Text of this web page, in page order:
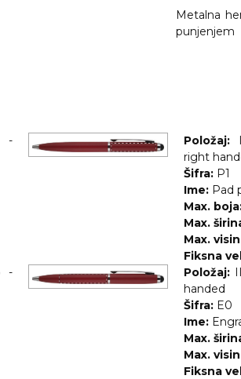
Metalna
punjenjem
-
Položaj:
right
Šifra: P1
Ime: Pad
Max.
Max.
Max.
Fiksna
-
Položaj:
handed
Šifra: E0
Ime:
Max.
Max.
Fiksna